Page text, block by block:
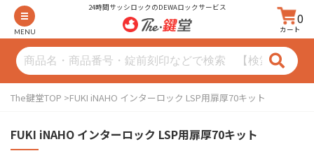
MENU
24時間サッシロックのDEWAロックサービス
0
カート
The鍵堂TOP FUKI iNAHO インターロック LSP用扉厚70キット
FUKI iNAHO インターロック LSP用扉厚70キット